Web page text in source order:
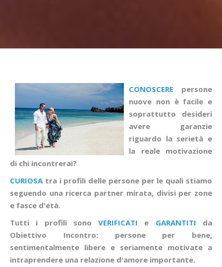
CONOSCERE persone
nuove non è facile e
soprattutto desideri
avere garanzie
riguardo la serietà e
la reale motivazione
di chi incontrerai?
CURIOSA tra i profili delle persone per le quali stiamo
seguendo una ricerca partner mirata, divisi per zone
e fasce d'età.
Tutti i profili sonoVERIFICATI e GARANTITI da
Obiettivo Incontro: persone per bene,
sentimentalmente libere e seriamente motivate a
intraprendere una relazione d'amore importante.